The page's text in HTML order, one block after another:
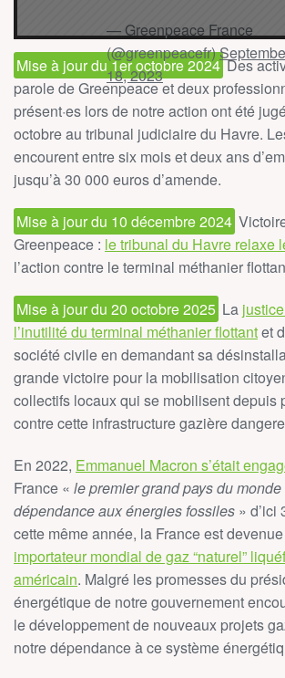
— Greenpeace France
(@greenpeacefr)
18, 2023
Mise à jour du 1er octobre 2024Des
parole de Greenpeace et deux
présent·es lors de notre action ont été
octobre au tribunal judiciaire du Havre. L
encourent entre six mois et deux ans
jusqu’à 30 000 euros d’amende.
Mise à jour du 10 décembre 2024
Greenpeace : le tribunal du Havre relaxe
l’action contre le terminal méthanier
Mise à jour du 20 octobre 2025 La
l’inutilité du terminal méthanier flottantet
société civile en demandant sa
grande victoire pour la mobilisation
collectifs locaux qui se mobilisent depuis
contre cette infrastructure gazière
En 2022, Emmanuel Macron s’était
France « le premier grand pays du
dépendance aux énergies fossiles » d’ici
cette même année, la France est devenue
importateur mondial de gaz “naturel”
américain. Malgré les promesses du
énergétique de notre gouvernement
le développement de nouveaux projets
notre dépendance à ce système